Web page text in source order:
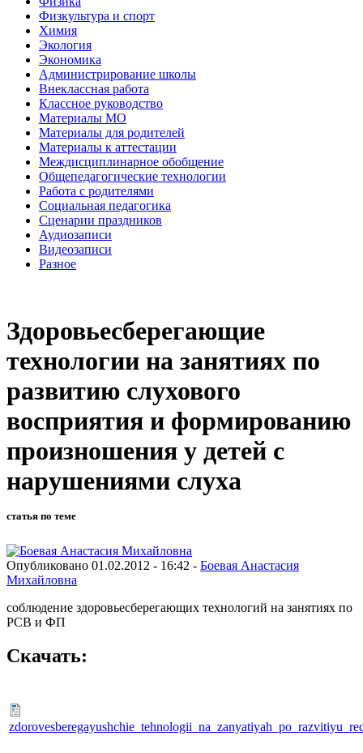
Физкультура и спорт
Химия
Экология
Экономика
Администрирование школы
Внеклассная работа
Классное руководство
Материалы МО
Материалы для родителей
Материалы к аттестации
Междисциплинарное обобщение
Общепедагогические технологии
Работа с родителями
Социальная педагогика
Сценарии праздников
Аудиозаписи
Видеозаписи
Разное
Здоровьесберегающие
технологии на занятиях по
развитию слухового
восприятия и формированию
произношения у детей с
нарушениями слуха
статья по теме
Опубликовано 01.02.2012 - 16:42 - Боевая Анастасия
Михайловна
соблюдение здоровьесберегающих технологий на занятиях по
РСВ и ФП
Скачать: